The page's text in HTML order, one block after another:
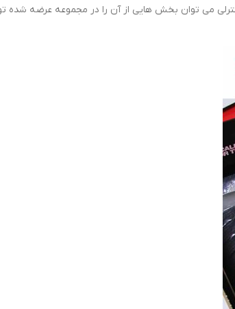
می توان بخش هایی از آن را در مجموعه عرضه شده